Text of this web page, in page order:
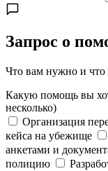
Запрос о
Что вам нужно и что
Какую помощь вы
несколько)
Организация
кейса на убежище
анкетами и
полицию